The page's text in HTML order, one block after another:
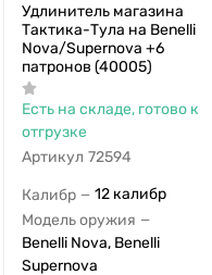
Удлинитель магазина
Тактика-Тула на Benelli
Nova/Supernova +6
патронов (40005)
Есть на складе, готово к
отгрузке
Артикул 72594
Калибр — 12 калибр
Модель оружия —
Benelli Nova, Benelli
Supernova